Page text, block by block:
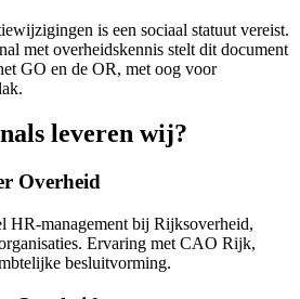
is een sociaal statuut vereist.
met overheidskennis stelt dit document
GO en de OR, met oog voor
leveren wij?
Overheid
HR-management bij Rijksoverheid,
Ervaring met CAO Rijk,
besluitvorming.